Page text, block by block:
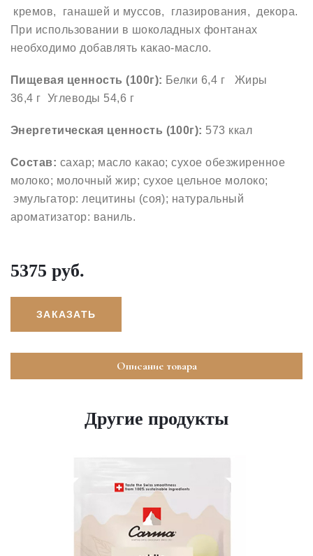
кремов, ганашей и муссов, глазирования, декора.
При использовании в шоколадных фонтанах
необходимо добавлять какао-масло.
Пищевая ценность (100г): Белки 6,4 г Жиры
36,4 г Углеводы 54,6 г
Энергетическая ценность (100г): 573 ккал
Состав: сахар; масло какао; сухое обезжиренное
молоко; молочный жир; сухое цельное молоко;
эмульгатор: лецитины (соя); натуральный
ароматизатор: ваниль.
5375 руб.
ЗАКАЗАТЬ
Описание товара
Другие продукты